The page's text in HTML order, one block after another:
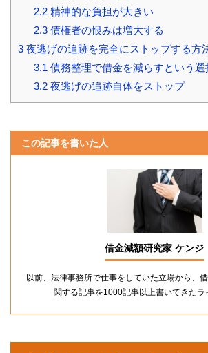
2.2精神的な負担が大きい
2.3債権者の恨みは増大する
3 夜逃げの追跡を完全にストップする方
3.1 債務整理で借金を減らすという選
3.2夜逃げの追跡自体をストップ
この記事を書いた人
借金減額研究家 ケンジ
以前、法律事務所で仕事をしていた立場から、
関する記事を1000記事以上書いてきたラ